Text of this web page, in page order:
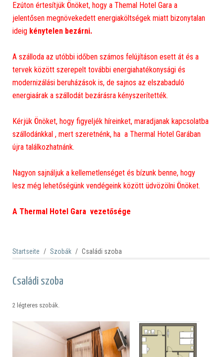
Ezúton értesítjük Önöket, hogy a Themal Hotel Gara a
jelentősen megnövekedett energiaköltségek miatt bizonytalan
ideig kénytelen bezárni.
A szálloda az utóbbi időben számos felújításon esett át és a
tervek között szerepelt további energiahatékonysági és
modernizálási beruházások is, de sajnos az elszabaduló
energiaárak a szállodát bezárásra kényszerítették.
Kérjük Önöket, hogy figyeljék híreinket, maradjanak kapcsolatba
szállodánkkal , mert szeretnénk, ha a Thermal Hotel Garában
újra találkozhatnánk.
Nagyon sajnáljuk a kellemetlenséget és bízunk benne, hogy
lesz még lehetőségünk vendégeink között üdvözölni Önöket.
A Thermal Hotel Gara vezetősége
Startseite Szobák Családi szoba
Családi szoba
2 légteres szobák.